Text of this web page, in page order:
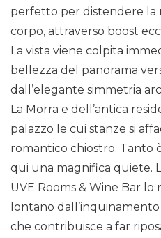
perfetto per distendere la
corpo, attraverso boost
La vista viene colpita
bellezza del panorama
dall’elegante simmetria
La Morra e dell’antica
palazzo le cui stanze si
romantico chiostro. Tanto
qui una magnifica quiete.
UVE Rooms & Wine Bar
lontano
che contribuisce a far